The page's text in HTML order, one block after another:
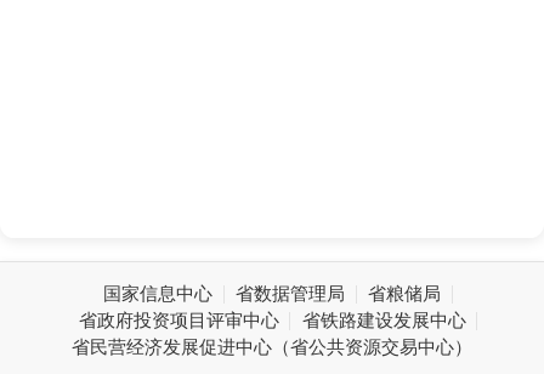
国家信息中心 省数据管理局
省粮储局
省政府投资项目评审中心
省铁路建设发展中心
省民营经济发展促进中心（省公共资源交易中心）